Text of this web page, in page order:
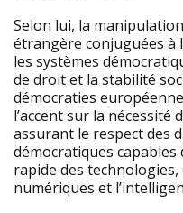
Selon lui, la
étrangère conjuguées à
les systèmes
de droit et la stabilité
démocraties
l’accent sur la nécessité
assurant le respect des
démocratiques capables
rapide des
numériques et